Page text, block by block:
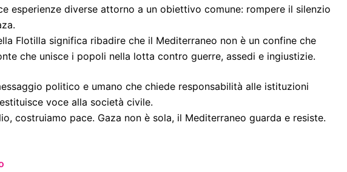
esperienze diverse attorno a un obiettivo comune: rompere il silenzio
Flotilla significa ribadire che il Mediterraneo non è un confine che
che unisce i popoli nella lotta contro guerre, assedi e ingiustizie.
politico e umano che chiede responsabilità alle istituzioni
voce alla società civile.
costruiamo pace. Gaza non è sola, il Mediterraneo guarda e resiste.